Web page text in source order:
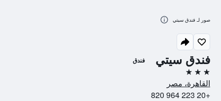
فندق سيتي فندق
3 نجوم
القاهرة، مصر
+20 223 964 820
صور لـ فندق سيتي